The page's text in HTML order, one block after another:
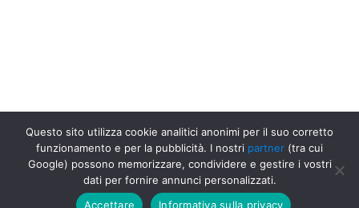
Uffici Postali in Italia Uffici Postali a Santa Tecla
Poste Italiane
Spa, Provincia di Salerno, Santa Tecla
Questo sito utilizza cookie analitici anonimi per il suo corretto
funzionamento e per la pubblicità. I nostri partner (tra cui
Google) possono memorizzare, condividere e gestire i vostri
dati per fornire annunci personalizzati.
Accettare
Informativa sulla privacy